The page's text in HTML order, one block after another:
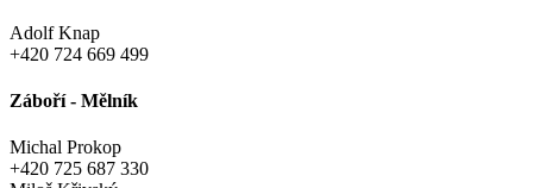
Adolf Knap
+420 724 669 499
Záboří - Mělník
Michal Prokop
+420 725 687 330